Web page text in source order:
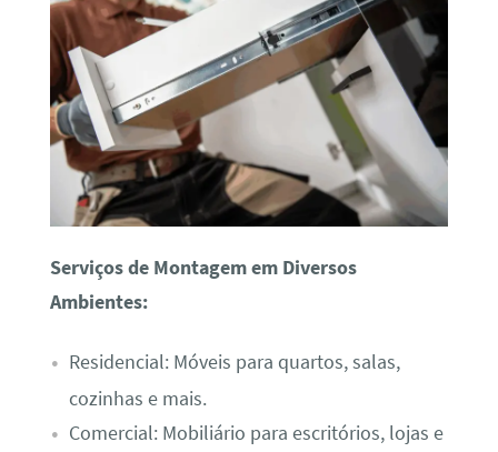
Serviços de Montagem em Diversos
Ambientes:
Residencial: Móveis para quartos, salas,
cozinhas e mais.
Comercial: Mobiliário para escritórios, lojas e